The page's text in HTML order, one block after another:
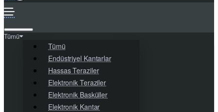
Tümü
Tümü
Endüstriyel Kantarlar
Hassas Teraziler
Elektronik Teraziler
Elektronik Basküller
Elektronik Kantar